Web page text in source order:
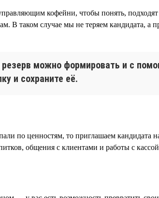
кофейни, чтобы понять,
таком случае мы не теряем кандидата, а
можно формировать и с
и сохраните её.
по ценностям, то приглашаем кандидата
общения с клиентами и работы с